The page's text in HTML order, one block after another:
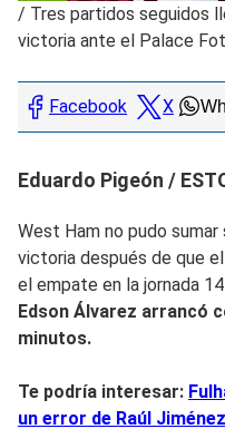
/ Tres partidos seguidos
victoria ante el Palace
Facebook X
Eduardo Pigeón /
West Ham no pudo
victoria después de que
el empate en la jornada
Edson Álvarez arrancó
minutos.
Te podría interesar:
un error de Raúl Jiménez